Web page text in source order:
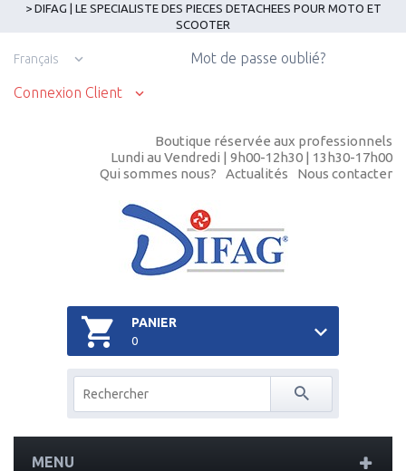
> DIFAG | LE SPECIALISTE DES PIECES DETACHEES POUR MOTO ET
SCOOTER
Français
Connexion Client
Mot de passe oublié?
Boutique réservée aux professionnels
Lundi au Vendredi | 9h00-12h30 | 13h30-17h00
Qui sommes nous?
Actualités Nous contacter
PANIER
0
MENU